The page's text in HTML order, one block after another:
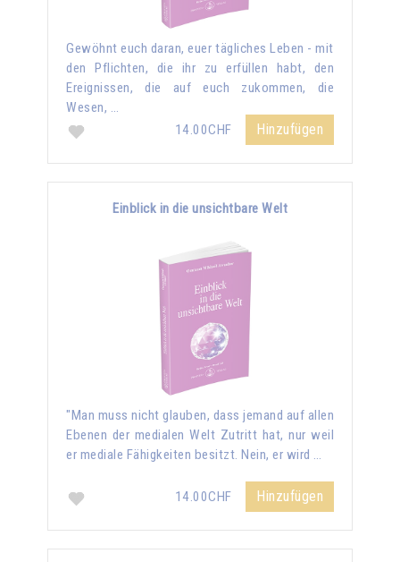
Gewöhnt euch daran, euer tägliches Leben - mit
den Pflichten, die ihr zu erfüllen habt, den
Ereignissen, die auf euch zukommen, die
Wesen, …
14.00CHF
Hinzufügen
Einblick in die unsichtbare Welt
"Man muss nicht glauben, dass jemand auf allen
Ebenen der medialen Welt Zutritt hat, nur weil
er mediale Fähigkeiten besitzt. Nein, er wird …
14.00CHF Hinzufügen